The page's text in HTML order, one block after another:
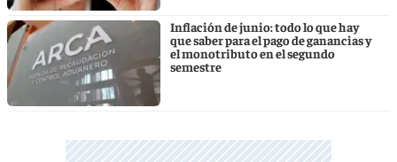
Inflación de junio: todo lo que hay
que saber para el pago de ganancias y
el monotributo en el segundo
semestre